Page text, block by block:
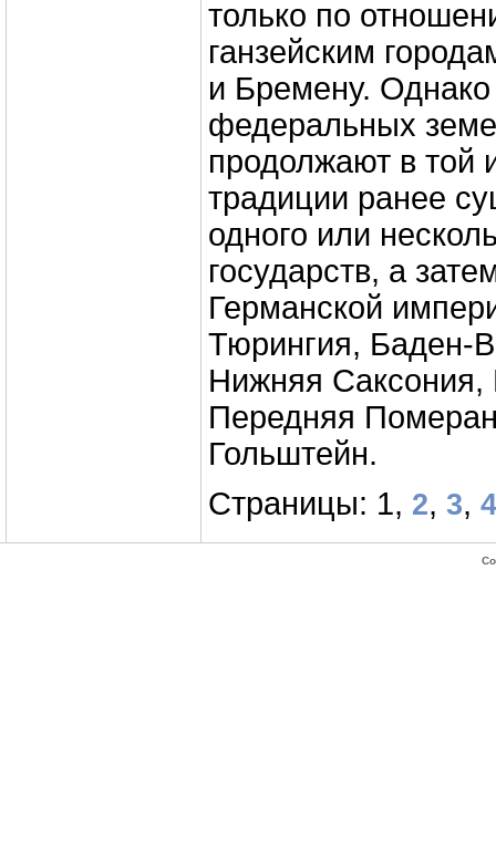
только по
ганзейским
и Бремену.
федеральных
продолжают в той
традиции ранее
одного или
государств, а
Германской
Тюрингия, Баден-
Нижняя Саксония,
Передняя
Гольштейн.
Страницы: 1, 2, 3, 4